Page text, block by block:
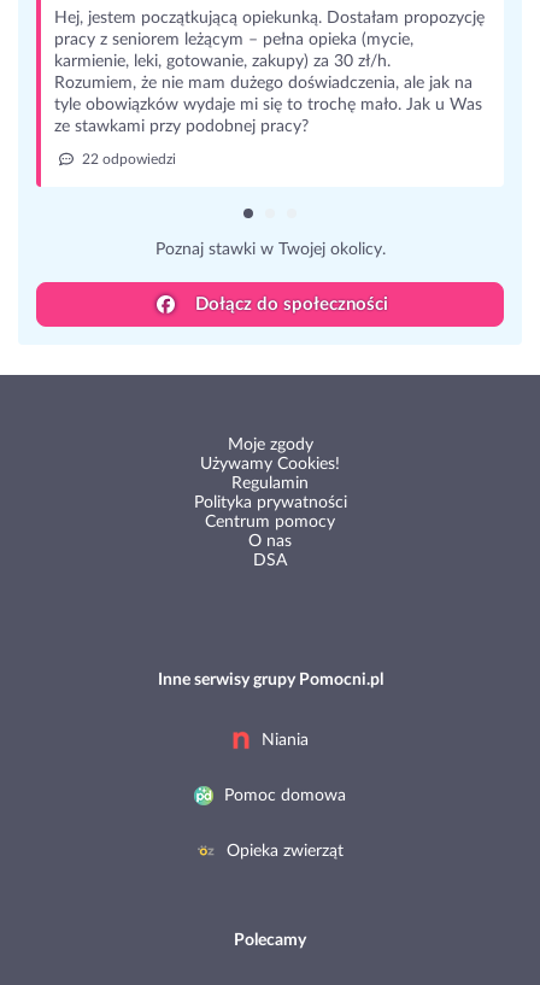
Hej, jestem początkującą opiekunką. Dostałam propozycję
pracy z seniorem leżącym – pełna opieka (mycie,
karmienie, leki, gotowanie, zakupy) za 30 zł/h.
Rozumiem, że nie mam dużego doświadczenia, ale jak na
tyle obowiązków wydaje mi się to trochę mało. Jak u Was
ze stawkami przy podobnej pracy?
22 odpowiedzi
Poznaj stawki w Twojej okolicy.
Dołącz do społeczności
Moje zgody
Używamy Cookies!
Regulamin
Polityka prywatności
Centrum pomocy
O nas
DSA
Inne serwisy grupy Pomocni.pl
Niania
Pomoc domowa
Opieka zwierząt
Polecamy